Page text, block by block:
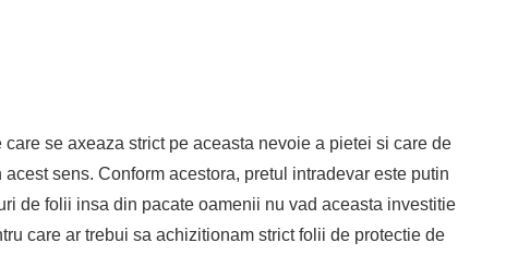
se axeaza strict pe aceasta nevoie a pietei si care de
sens. Conform acestora, pretul intradevar este putin
de folii insa din pacate oamenii nu vad aceasta investitie
care ar trebui sa achizitionam strict folii de protectie de